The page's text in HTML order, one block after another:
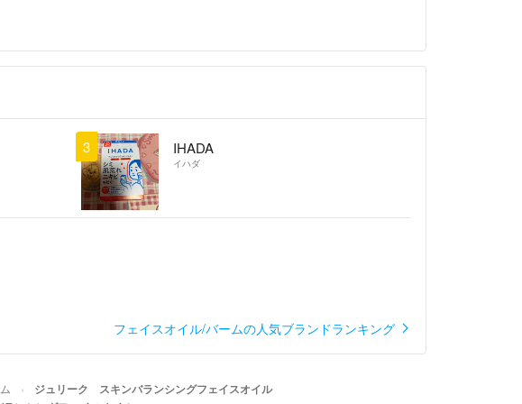
3 IHADA
イハダ
フェイスオイル/バームの人気ブランドランキング
ジュリーク スキンバランシングフェイスオイル